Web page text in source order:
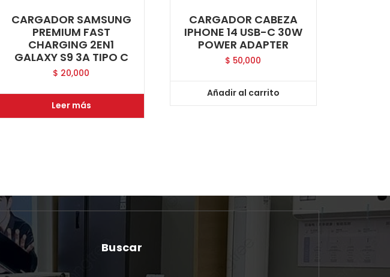
CARGADOR SAMSUNG
PREMIUM FAST
CHARGING 2EN1
GALAXY S9 3A TIPO C
$ 20,000
Leer más
CARGADOR CABEZA
IPHONE 14 USB-C 30W
POWER ADAPTER
$ 50,000
Añadir al carrito
Buscar